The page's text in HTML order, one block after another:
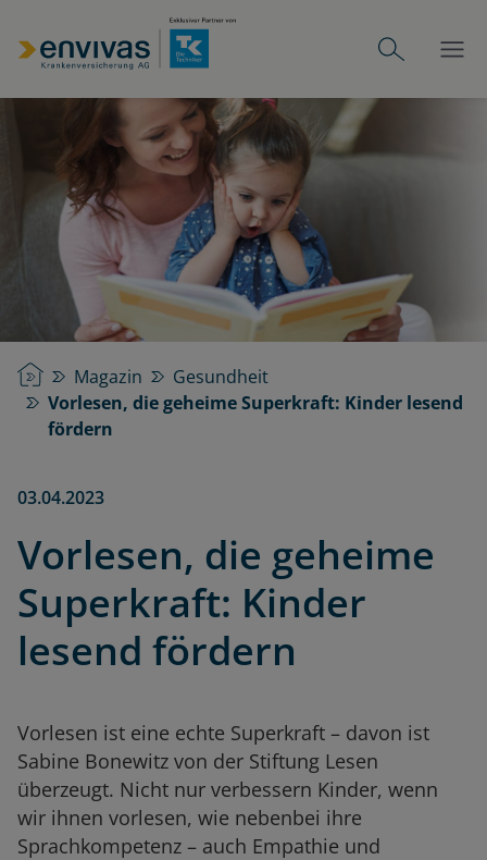
StartseiteMagazin
Gesundheit
Vorlesen, die geheime Superkraft: Kinder lesend
fördern
03.04.2023
Vorlesen, die geheime
Superkraft: Kinder
lesend fördern
Vorlesen ist eine echte Superkraft – davon ist
Sabine Bonewitz von der Stiftung Lesen
überzeugt. Nicht nur verbessern Kinder, wenn
wir ihnen vorlesen, wie nebenbei ihre
Sprachkompetenz – auch Empathie und